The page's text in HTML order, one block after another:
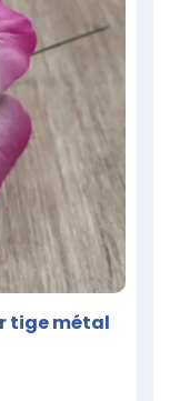
tige métal